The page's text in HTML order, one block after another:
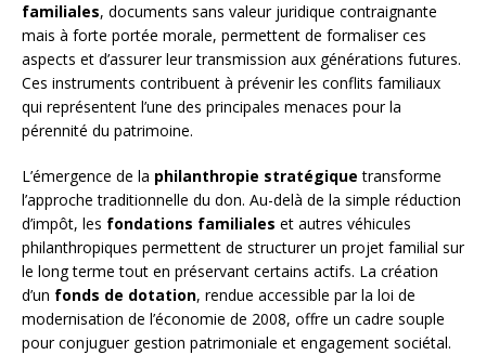
familiales, documents sans valeur juridique contraignante
mais à forte portée morale, permettent de formaliser ces
aspects et d’assurer leur transmission aux générations futures.
Ces instruments contribuent à prévenir les conflits familiaux
qui représentent l’une des principales menaces pour la
pérennité du patrimoine.
L’émergence de la philanthropie stratégique transforme
l’approche traditionnelle du don. Au-delà de la simple réduction
d’impôt, les fondations familiales et autres véhicules
philanthropiques permettent de structurer un projet familial sur
le long terme tout en préservant certains actifs. La création
d’un fonds de dotation, rendue accessible par la loi de
modernisation de l’économie de 2008, offre un cadre souple
pour conjuguer gestion patrimoniale et engagement sociétal.